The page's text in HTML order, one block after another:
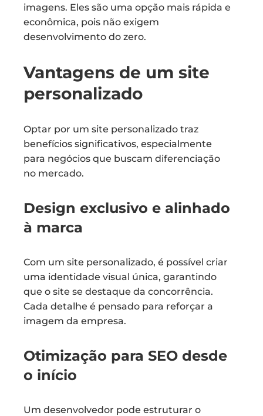
imagens. Eles são uma opção mais rápida e
econômica, pois não exigem
desenvolvimento do zero.
Vantagens de um site
personalizado
Optar por um site personalizado traz
benefícios significativos, especialmente
para negócios que buscam diferenciação
no mercado.
Design exclusivo e alinhado
à marca
Com um site personalizado, é possível criar
uma identidade visual única, garantindo
que o site se destaque da concorrência.
Cada detalhe é pensado para reforçar a
imagem da empresa.
Otimização para SEO desde
o início
Um desenvolvedor pode estruturar o